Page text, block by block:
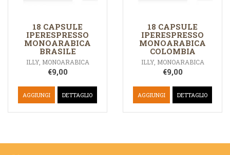
18 CAPSULE
IPERESPRESSO
MONOARABICA
BRASILE
ILLY, MONOARABICA
€9,00
AGGIUNGI DETTAGLIO
18 CAPSULE
IPERESPRESSO
MONOARABICA
COLOMBIA
ILLY, MONOARABICA
€9,00
AGGIUNGI DETTAGLIO